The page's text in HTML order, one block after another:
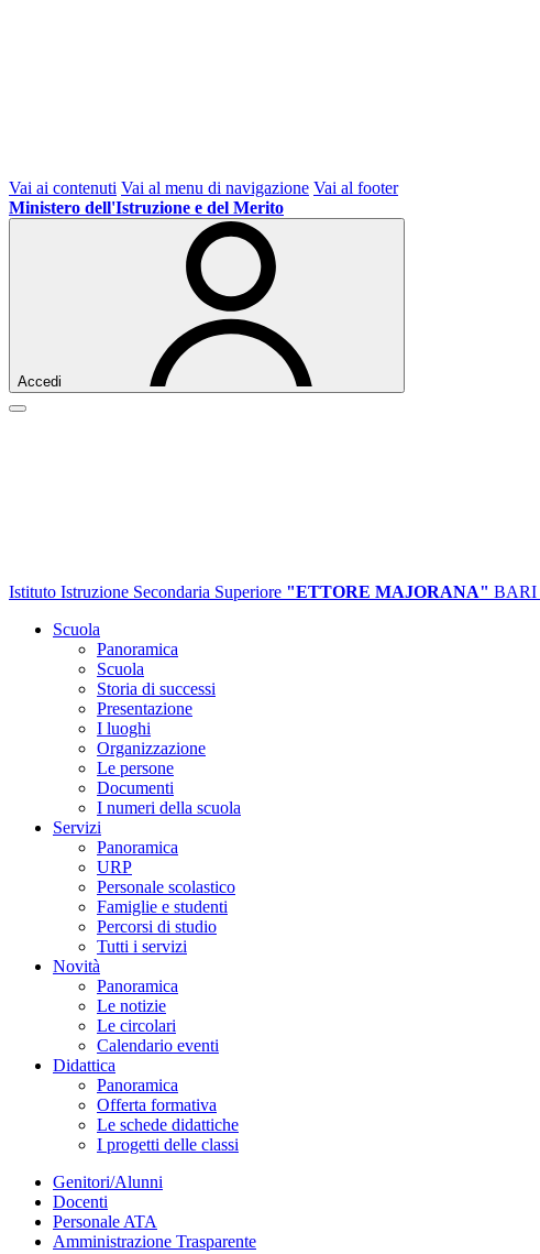
Vai ai contenuti Vai al menu di navigazione Vai al footer
Ministero dell'Istruzione e del Merito
Accedi
Istituto Istruzione Secondaria Superiore "ETTORE MAJORANA" BARI
Scuola
Panoramica
Scuola
Storia di successi
Presentazione
I luoghi
Organizzazione
Le persone
Documenti
I numeri della scuola
Servizi
Panoramica
URP
Personale scolastico
Famiglie e studenti
Percorsi di studio
Tutti i servizi
Novità
Panoramica
Le notizie
Le circolari
Calendario eventi
Didattica
Panoramica
Offerta formativa
Le schede didattiche
I progetti delle classi
Genitori/Alunni
Docenti
Personale ATA
Amministrazione Trasparente